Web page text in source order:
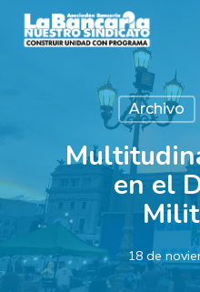
main
Archivo
en el
18 de